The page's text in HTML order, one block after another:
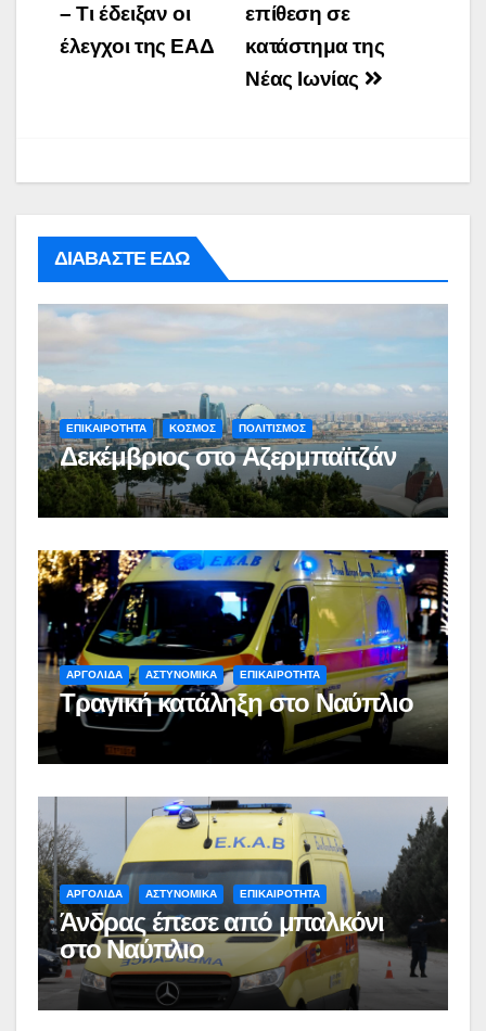
επίθεση σε
κατάστημα της
Νέας Ιωνίας
– Τι έδειξαν οι
έλεγχοι της ΕΑΔ
ΔΙΑΒΑΣΤΕ ΕΔΩ
ΕΠΙΚΑΙΡΟΤΗΤΑ ΚΟΣΜΟΣ ΠΟΛΙΤΙΣΜΟΣ
Δεκέμβριος στο Αζερμπαϊτζάν
ΑΡΓΟΛΙΔΑ ΑΣΤΥΝΟΜΙΚΑ ΕΠΙΚΑΙΡΟΤΗΤΑ
Τραγική κατάληξη στο Ναύπλιο
ΑΡΓΟΛΙΔΑ ΑΣΤΥΝΟΜΙΚΑ ΕΠΙΚΑΙΡΟΤΗΤΑ
Άνδρας έπεσε από μπαλκόνι
στο Ναύπλιο